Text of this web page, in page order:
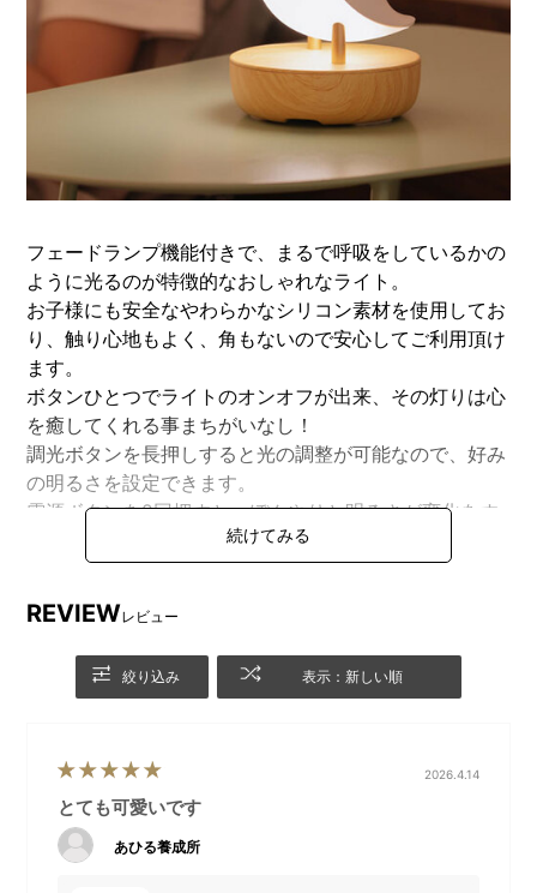
フェードランプ機能付きで、まるで呼吸をしているかの
ように光るのが特徴的なおしゃれなライト。
お子様にも安全なやわらかなシリコン素材を使用してお
り、触り心地もよく、角もないので安心してご利用頂け
ます。
ボタンひとつでライトのオンオフが出来、その灯りは心
を癒してくれる事まちがいなし！
調光ボタンを長押しすると光の調整が可能なので、好み
の明るさを設定できます。
電源ボタンを2回押すと、ぼんやりと明るさが変化をす
るフェード機能付きで、まるで呼吸をしているように光
ります。
のお好きな場所でお使いいただけます。
REVIEWレビュー
絞り込み 表示：新しい順
2026.4.14
とても可愛いです
あひる養成所